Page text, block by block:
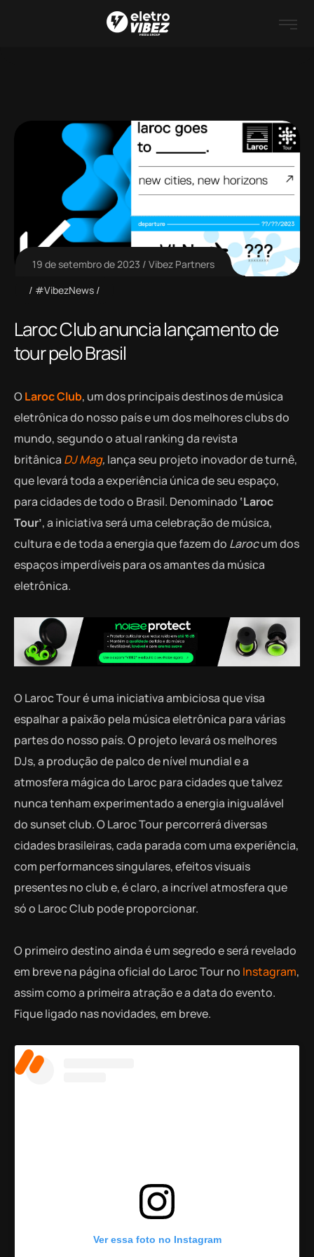
19 de setembro de 2023
Vibez Partners
#VibezNews
Laroc Club anuncia lançamento de
tour pelo Brasil
OLaroc Club, um dos principais destinos de música
eletrônica do nosso país e um dos melhores clubs do
mundo, segundo o atual ranking da revista
britânica DJ Mag, lança seu projeto inovador de turnê,
que levará toda a experiência única de seu espaço,
para cidades de todo o Brasil. Denominado ‘Laroc
Tour’, a iniciativa será uma celebração de música,
cultura e de toda a energia que fazem do Larocum dos
espaços imperdíveis para os amantes da música
eletrônica.
O Laroc Tour é uma iniciativa ambiciosa que visa
espalhar a paixão pela música eletrônica para várias
partes do nosso país. O projeto levará os melhores
DJs, a produção de palco de nível mundial e a
atmosfera mágica do Laroc para cidades que talvez
nunca tenham experimentado a energia inigualável
do sunset club. O Laroc Tour percorrerá diversas
cidades brasileiras, cada parada com uma experiência,
com performances singulares, efeitos visuais
presentes no club e, é claro, a incrível atmosfera que
só o Laroc Club pode proporcionar.
O primeiro destino ainda é um segredo e será revelado
em breve na página oficial do Laroc Tour no Instagram,
assim como a primeira atração e a data do evento.
Fique ligado nas novidades, em breve.
Ver essa foto no Instagram